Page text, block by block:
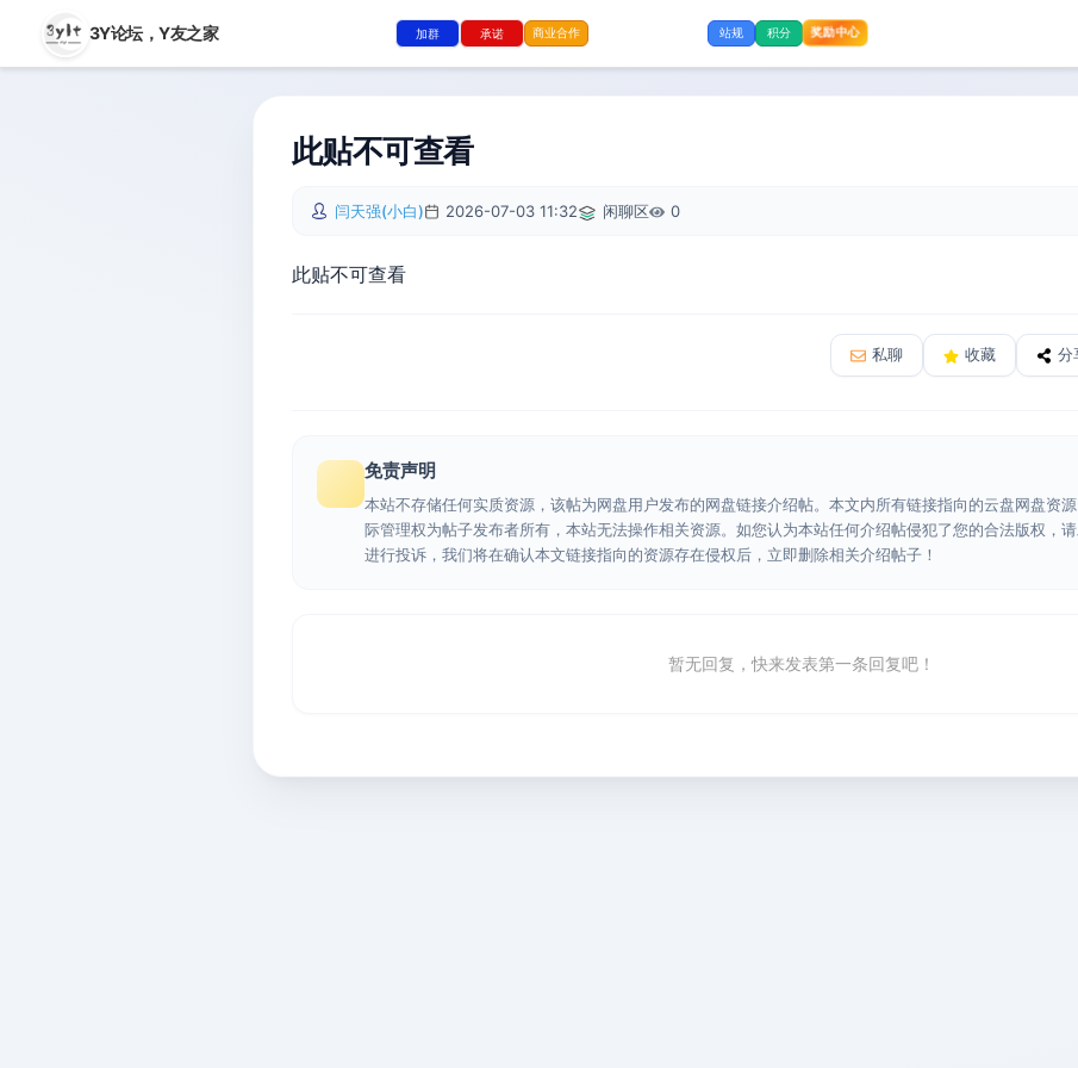
3Y论坛，Y友之家 加群 承诺 商业合作 站规 积分 奖励中心
此贴不可查看
闫天强(小白) 2026-07-03 11:32 闲聊区 0
此贴不可查看
私聊 收藏 分
免责声明
本站不存储任何实质资源，该帖为网盘用户发布的网盘链接介绍帖。本文内所有链接指向的云盘网盘资
际管理权为帖子发布者所有，本站无法操作相关资源。如您认为本站任何介绍帖侵犯了您的合法版权，
进行投诉，我们将在确认本文链接指向的资源存在侵权后，立即删除相关介绍帖子！
暂无回复，快来发表第一条回复吧！